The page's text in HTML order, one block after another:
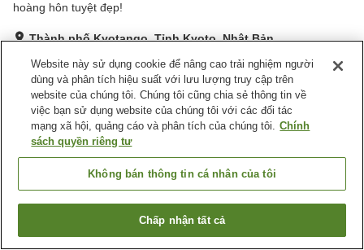
hoàng hôn tuyệt đẹp!
Thành phố Kyotango, Tỉnh Kyoto, Nhật Bản
Tuyệt vời Đánh giá:102 lượt
Tiện nghi chỗ nghỉ
Hoàn toàn không hút thuốc
Yuhigaura Onsen Ryokan YuhigauraTìm phòng trống
Website này sử dụng cookie để nâng cao trải nghiệm người
dùng và phân tích hiệu suất với lưu lượng truy cập trên
website của chúng tôi. Chúng tôi cũng chia sẻ thông tin về
việc bạn sử dụng website của chúng tôi với các đối tác
mạng xã hội, quảng cáo và phân tích của chúng tôi. Chính
sách quyền riêng tư
Không bán thông tin cá nhân của tôi
Chấp nhận tất cả